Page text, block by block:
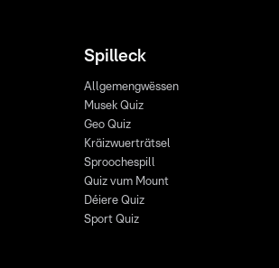
Spilleck
Allgemengwëssen
Musek Quiz
Geo Quiz
Kräizwuerträtsel
Sproochespill
Quiz vum Mount
Déiere Quiz
Sport Quiz